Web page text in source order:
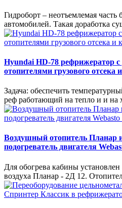
Гидроборт – неотъемлемая часть
автомобилей. Такая доработка
Hyundai HD-78 рефрижератор
отопителями грузового отсека
Задача: обеспечить
реф работающий на тепло и и на
Воздушный отопитель Планар
подогреватель двигателя
Для обогрева кабины
воздуха Планар - 2Д 12.